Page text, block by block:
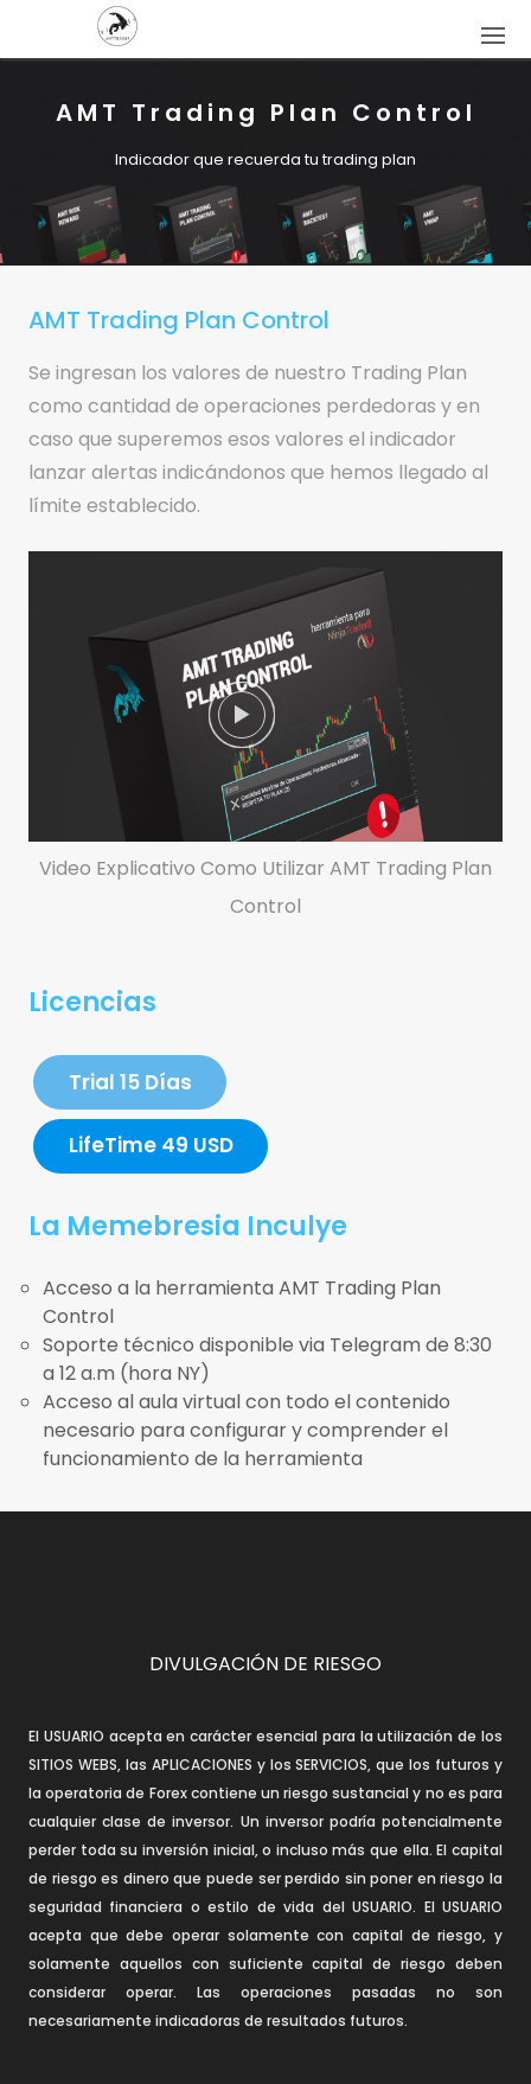
AMT Trading Plan Control
Indicador que recuerda tu trading plan
AMT Trading Plan Control
Se ingresan los valores de nuestro Trading Plan
como cantidad de operaciones perdedoras y en
caso que superemos esos valores el indicador
lanzar alertas indicándonos que hemos llegado al
límite establecido.
Video Explicativo Como Utilizar AMT Trading Plan
Control
Licencias
Trial 15 Días
LifeTime 49 USD
La Memebresia Inculye
Acceso a la herramienta AMT Trading Plan
Control
Soporte técnico disponible via Telegram de 8:30
a 12 a.m (hora NY)
Acceso al aula virtual con todo el contenido
necesario para configurar y comprender el
funcionamiento de la herramienta
DIVULGACIÓN DE RIESGO
El USUARIO acepta en carácter esencial para la utilización de los
SITIOS WEBS, las APLICACIONES y los SERVICIOS, que los futuros y
la operatoria de Forex contiene un riesgo sustancial y no es para
cualquier clase de inversor. Un inversor podría potencialmente
perder toda su inversión inicial, o incluso más que ella. El capital
de riesgo es dinero que puede ser perdido sin poner en riesgo la
seguridad financiera o estilo de vida del USUARIO. El USUARIO
acepta que debe operar solamente con capital de riesgo, y
solamente aquellos con suficiente capital de riesgo deben
considerar operar. Las operaciones pasadas no son
necesariamente indicadoras de resultados futuros.